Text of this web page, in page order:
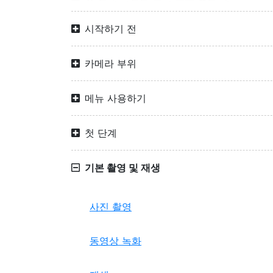
시작하기 전
카메라 부위
메뉴 사용하기
첫 단계
기본 촬영 및 재생
사진 촬영
동영상 녹화